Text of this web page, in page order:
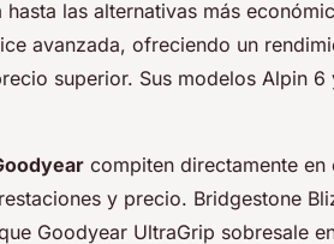
hasta las alternativas más
avanzada, ofreciendo un
superior. Sus modelos Alpin
compiten directamente
y precio. Bridgestone
Goodyear UltraGrip sobresale